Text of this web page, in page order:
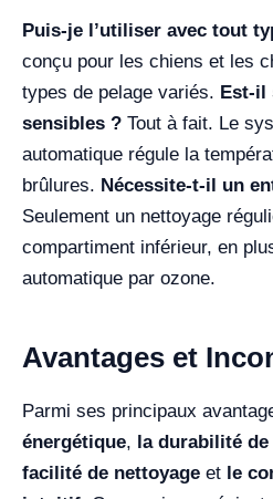
Puis-je l’utiliser avec tout
conçu pour les chiens et les
types de pelage variés. Est-il
sensibles ? Tout à fait. Le
automatique régule la
brûlures. Nécessite-t-il un
Seulement un nettoyage
compartiment inférieur, en
automatique par ozone.
Avantages et
Parmi ses principaux
énergétique, la durabilité
facilité de nettoyage et le